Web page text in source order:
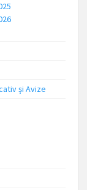
și Avize